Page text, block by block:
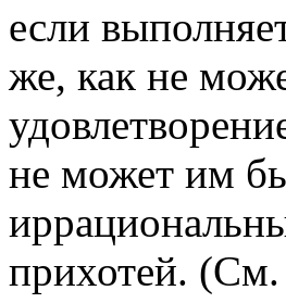
если
же, как не
не может им
прихотей. (См.